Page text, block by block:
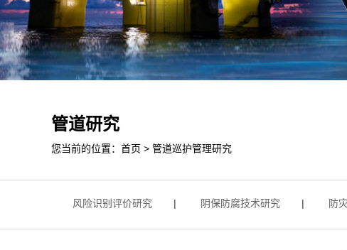
管道研究
您当前的位置： 首页 > 管道巡护管理研究
风险识别评价研究 阴保防腐技术研究 防灾减